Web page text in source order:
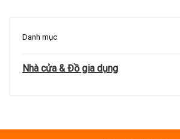
Danh mục
Nhà cửa & Đồ gia dụng